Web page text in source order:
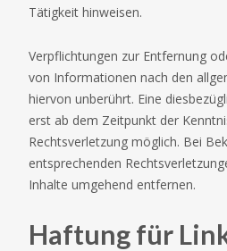
Tätigkeit hinweisen.
Verpflichtungen zur Entfernung
von Informationen nach den
hiervon unberührt. Eine
erst ab dem Zeitpunkt der
Rechtsverletzung möglich. Bei
entsprechenden
Inhalte umgehend entfernen.
Haftung für